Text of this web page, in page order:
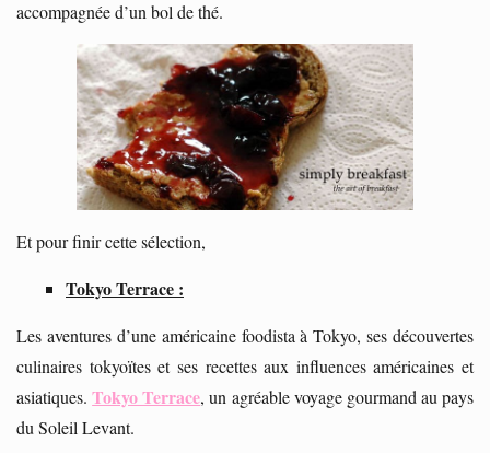
accompagnée d’un bol de thé.
Et pour finir cette sélection,
Tokyo Terrace :
Les aventures d’une américaine foodista à Tokyo, ses découvertes
culinaires tokyoïtes et ses recettes aux influences américaines et
asiatiques.Tokyo Terrace, un agréable voyage gourmand au pays
du Soleil Levant.